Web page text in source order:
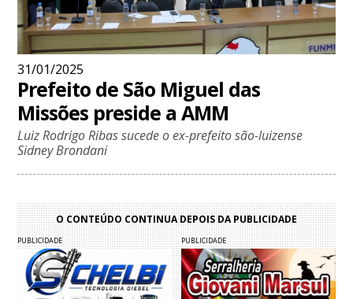
31/01/2025
Prefeito de São Miguel das
Missões preside a AMM
Luiz Rodrigo Ribas sucede o ex-prefeito são-luizense
Sidney Brondani
O CONTEÚDO CONTINUA DEPOIS DA PUBLICIDADE
PUBLICIDADE PUBLICIDADE